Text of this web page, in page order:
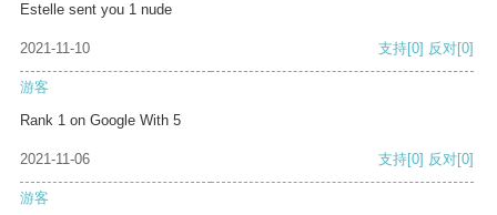
Estelle sent you 1 nude
2021-11-10 支持[0] 反对[0]
游客
Rank 1 on Google With 5
2021-11-06 支持[0] 反对[0]
游客